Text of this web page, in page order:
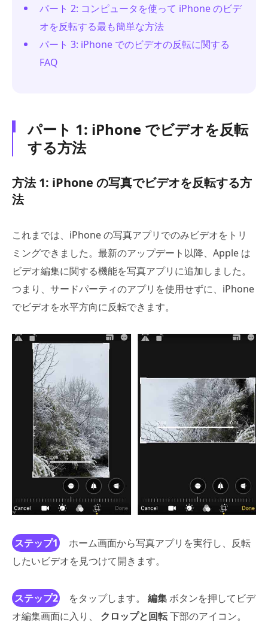
パート 2: コンピュータを使って iPhone のビデ
オを反転する最も簡単な方法
パート 3: iPhone でのビデオの反転に関する
FAQ
パート 1: iPhone でビデオを反転
する方法
方法 1: iPhone の写真でビデオを反転する方
法
これまでは、iPhone の写真アプリでのみビデオをトリ
ミングできました。最新のアップデート以降、Apple は
ビデオ編集に関する機能を写真アプリに追加しました。
つまり、サードパーティのアプリを使用せずに、iPhone
でビデオを水平方向に反転できます。
ステップ1
ホーム画面から写真アプリを実行し、反転
したいビデオを見つけて開きます。
ステップ2 をタップします。 編集ボタンを押してビデ
オ編集画面に入り、 クロップと回転下部のアイコン。